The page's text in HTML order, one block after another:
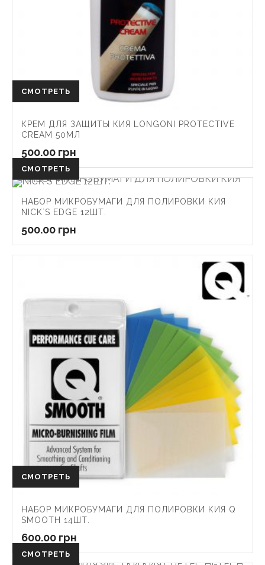
СМОТРЕТЬ
КРЕМ ДЛЯ ЗАЩИТЫ КИЯ LONGONI PROTECTIVE
CREAM 50МЛ
500.00 грн
СМОТРЕТЬ
НАБОР МИКРОБУМАГИ ДЛЯ ПОЛИРОВКИ КИЯ
NICK`S EDGE 12ШТ.
500.00 грн
СМОТРЕТЬ
НАБОР МИКРОБУМАГИ ДЛЯ ПОЛИРОВКИ КИЯ Q
SMOOTH 14ШТ.
600.00 грн
СМОТРЕТЬ